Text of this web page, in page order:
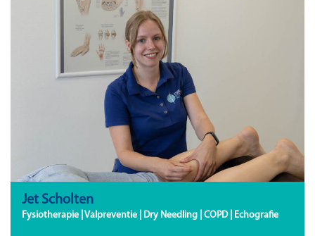
Jet Scholten
Fysiotherapie | Valpreventie | Dry Needling | COPD | Echografie